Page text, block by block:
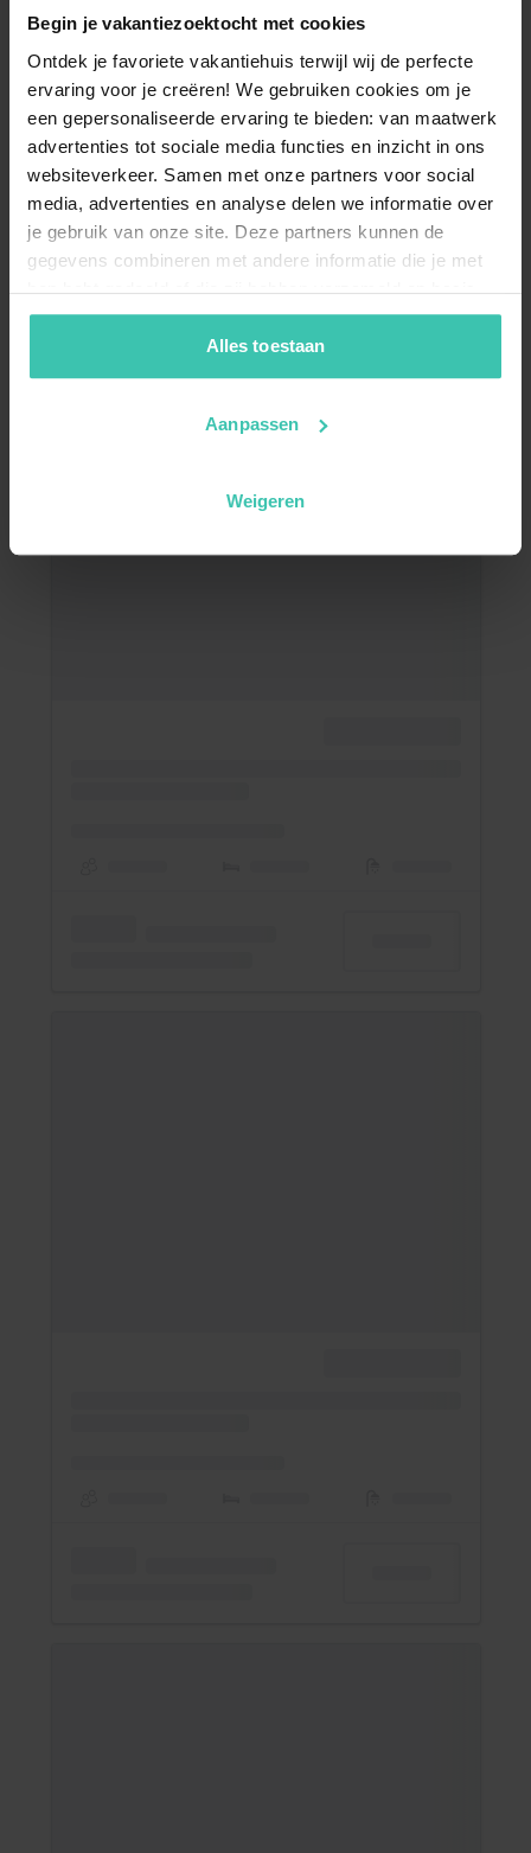
Begin je vakantiezoektocht met cookies
Ontdek je favoriete vakantiehuis terwijl wij de perfecte
ervaring voor je creëren! We gebruiken cookies om je
een gepersonaliseerde ervaring te bieden: van maatwerk
advertenties tot sociale media functies en inzicht in ons
websiteverkeer. Samen met onze partners voor social
media, advertenties en analyse delen we informatie over
je gebruik van onze site. Deze partners kunnen de
gegevens combineren met andere informatie die je met
hen hebt gedeeld of die zij hebben verzameld op basis
van je gebruik van hun diensten. Zo zorgen we ervoor dat
jouw vakantiezoektocht soepel en op maat verloopt!
Alles toestaan
Aanpassen
Weigeren